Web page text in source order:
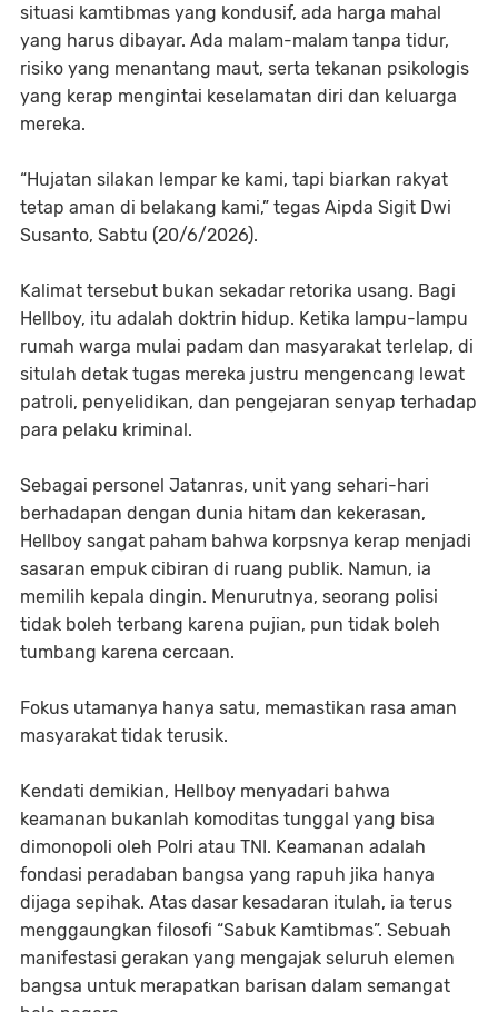
situasi kamtibmas yang kondusif, ada harga mahal
yang harus dibayar. Ada malam-malam tanpa tidur,
risiko yang menantang maut, serta tekanan psikologis
yang kerap mengintai keselamatan diri dan keluarga
mereka.
“Hujatan silakan lempar ke kami, tapi biarkan rakyat
tetap aman di belakang kami,” tegas Aipda Sigit Dwi
Susanto, Sabtu (20/6/2026).
Kalimat tersebut bukan sekadar retorika usang. Bagi
Hellboy, itu adalah doktrin hidup. Ketika lampu-lampu
rumah warga mulai padam dan masyarakat terlelap, di
situlah detak tugas mereka justru mengencang lewat
patroli, penyelidikan, dan pengejaran senyap terhadap
para pelaku kriminal.
Sebagai personel Jatanras, unit yang sehari-hari
berhadapan dengan dunia hitam dan kekerasan,
Hellboy sangat paham bahwa korpsnya kerap menjadi
sasaran empuk cibiran di ruang publik. Namun, ia
memilih kepala dingin. Menurutnya, seorang polisi
tidak boleh terbang karena pujian, pun tidak boleh
tumbang karena cercaan.
Fokus utamanya hanya satu, memastikan rasa aman
masyarakat tidak terusik.
Kendati demikian, Hellboy menyadari bahwa
keamanan bukanlah komoditas tunggal yang bisa
dimonopoli oleh Polri atau TNI. Keamanan adalah
fondasi peradaban bangsa yang rapuh jika hanya
dijaga sepihak. Atas dasar kesadaran itulah, ia terus
menggaungkan filosofi “Sabuk Kamtibmas”. Sebuah
manifestasi gerakan yang mengajak seluruh elemen
bangsa untuk merapatkan barisan dalam semangat